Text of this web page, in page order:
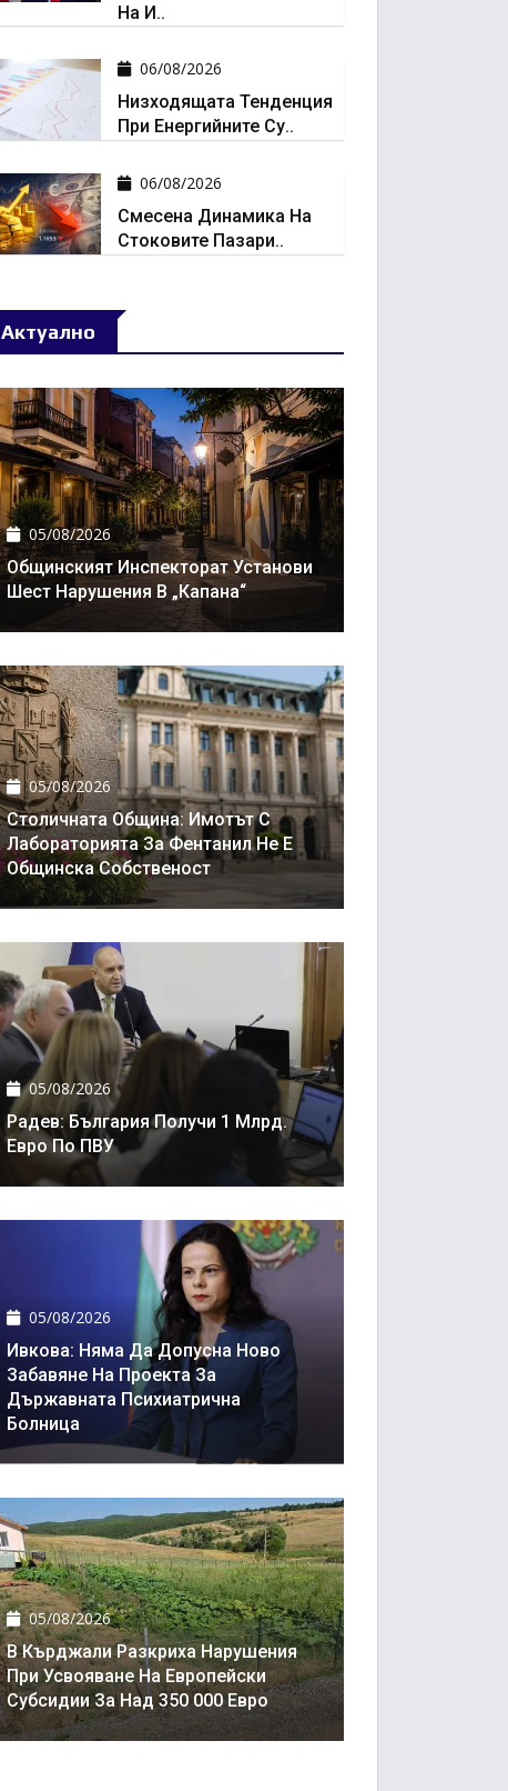
На И..
06/08/2026
Низходящата Тенденция
При Енергийните Су..
06/08/2026
Смесена Динамика На
Стоковите Пазари..
Актуално
05/08/2026
Общинският Инспекторат Установи
Шест Нарушения В „Капана“
05/08/2026
Столичната Община: Имотът С
Лабораторията За Фентанил Не Е
Общинска Собственост
05/08/2026
Радев: България Получи 1 Млрд.
Евро По ПВУ
05/08/2026
Ивкова: Няма Да Допусна Ново
Забавяне На Проекта За
Държавната Психиатрична
Болница
05/08/2026
В Кърджали Разкриха Нарушения
При Усвояване На Европейски
Субсидии За Над 350 000 Евро